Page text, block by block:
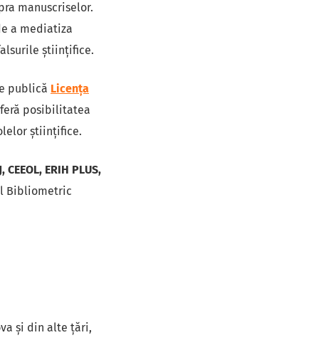
manuscriselor.
a mediatiza
ştiinţifice.
publică Licența
posibilitatea
științifice.
CEEOL, ERIH PLUS,
Bibliometric
şi din alte ţări,